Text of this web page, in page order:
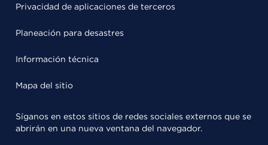
Privacidad de aplicaciones de terceros
Planeación para desastres
Información técnica
Mapa del sitio
Síganos en estos sitios de redes sociales externos que se
abrirán en una nueva ventana del navegador.